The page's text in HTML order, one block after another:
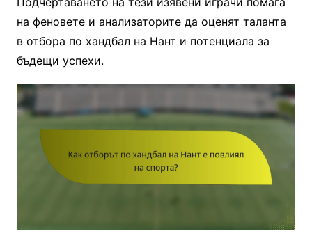
на феновете и анализаторите да оценят таланта
в отбора по хандбал на Нант и потенциала за
бъдещи успехи.